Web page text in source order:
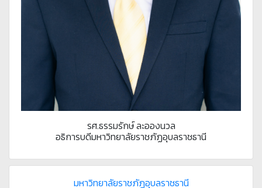
รศ.ธรรมรักษ์ ละอองนวล
อธิการบดีมหาวิทยาลัยราชภัฏอุบลราชธานี
มหาวิทยาลัยราชภัฏอุบลราชธานี